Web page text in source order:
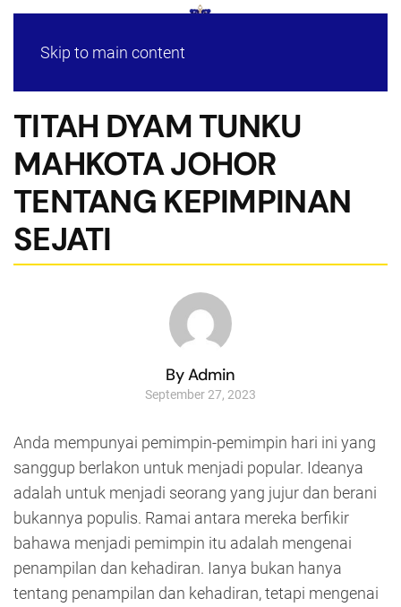
Skip to main content
TITAH DYAM TUNKU
MAHKOTA JOHOR
TENTANG KEPIMPINAN
SEJATI
By Admin
September 27, 2023
Anda mempunyai pemimpin-pemimpin hari ini yang
sanggup berlakon untuk menjadi popular. Ideanya
adalah untuk menjadi seorang yang jujur dan berani
bukannya populis. Ramai antara mereka berfikir
bahawa menjadi pemimpin itu adalah mengenai
penampilan dan kehadiran. Ianya bukan hanya
tentang penampilan dan kehadiran, tetapi mengenai